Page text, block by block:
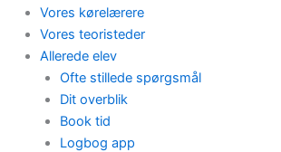
Vores kørelærere
Vores teoristeder
Allerede elev
Ofte stillede spørgsmål
Dit overblik
Book tid
Logbog app